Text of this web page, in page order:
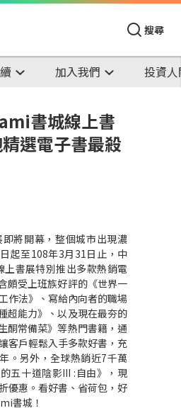
搜尋
加入我們 投資
書城線上書
選電子書最殺
即將開幕，整個城市出現濃
起至108年3月 31日止，中
上書展特別推出多款熱銷電
頗受上班族好評的《世界一
作法》、寫給內向者的職場
超能力》、以及現在最夯的
酮常備菜》等熱門書籍，通
客戶輕鬆入手多款好書，充
。另外，全球熱銷近7千萬
五十道陰影III : 自由》，現
折優惠。看好書、省荷包，好
書城！